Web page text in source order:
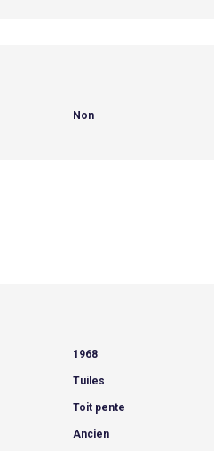
Non
1968
Tuiles
Toit pente
Ancien